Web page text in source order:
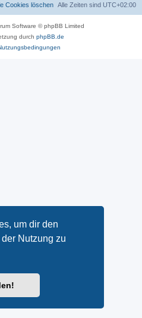
um dir den
Nutzung zu
Alle Zeiten sind UTC+02:00
Cookies löschen
Software © phpBB Limited
durch phpBB.de